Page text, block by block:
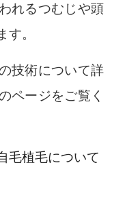
れるつむじや頭
。
技術について詳
ページをご覧く
毛植毛について